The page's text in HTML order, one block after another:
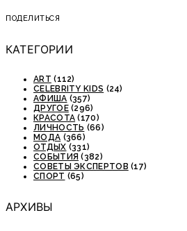
ПОДЕЛИТЬСЯ
КАТЕГОРИИ
ART (112)
CELEBRITY KIDS (24)
АФИША (357)
ДРУГОЕ(296)
КРАСОТА (170)
ЛИЧНОСТЬ (66)
МОДА (366)
ОТДЫХ (331)
СОБЫТИЯ (382)
СОВЕТЫ ЭКСПЕРТОВ (17)
СПОРТ (65)
АРХИВЫ